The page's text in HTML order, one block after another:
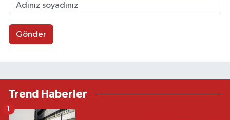
Gönder
Trend Haberler
1